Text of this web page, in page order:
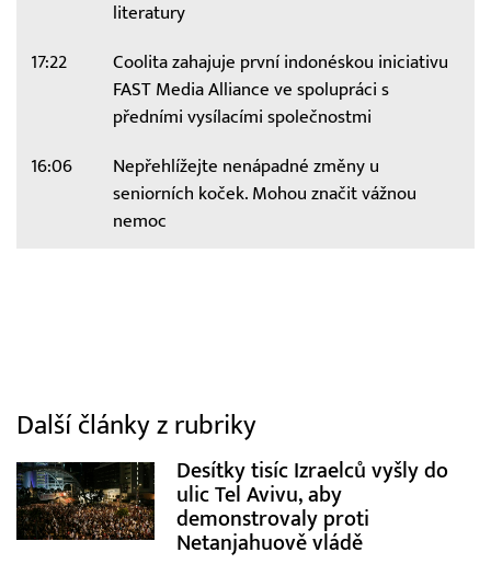
literatury
17:22
Coolita zahajuje první indonéskou iniciativu
FAST Media Alliance ve spolupráci s
předními vysílacími společnostmi
16:06
Nepřehlížejte nenápadné změny u
seniorních koček. Mohou značit vážnou
nemoc
Další články z rubriky
Desítky tisíc Izraelců vyšly do
ulic Tel Avivu, aby
demonstrovaly proti
Netanjahuově vládě